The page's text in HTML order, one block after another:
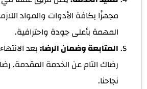
مجهزًا بكافة الأدوات والمواد
المهمة بأعلى جودة واحترافية.
المتابعة وضمان الرضا:بعد
رضاك التام عن الخدمة المقدمة.
نجاحنا.